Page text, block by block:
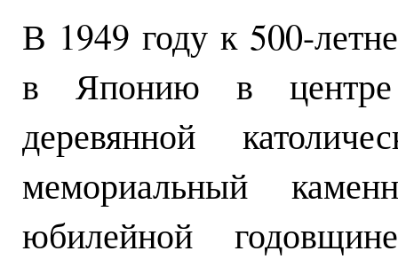
В 1949 году к 500-
в Японию в центре
деревянной
мемориальный
юбилейной